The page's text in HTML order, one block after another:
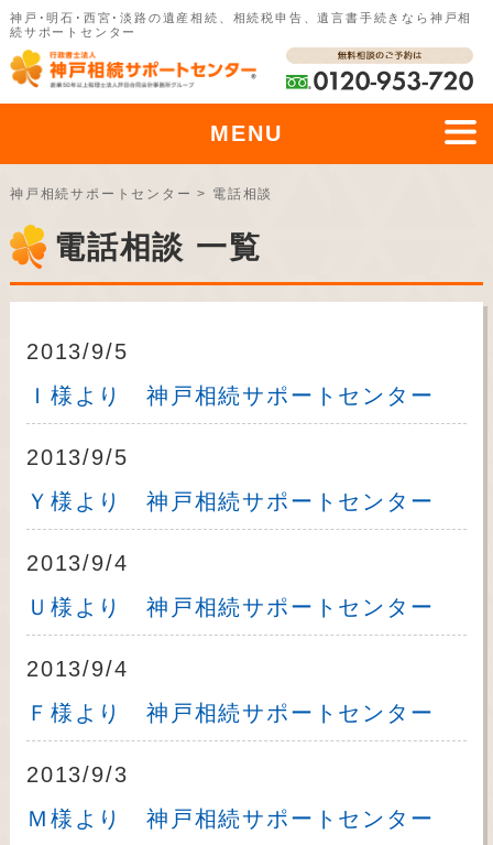
神戸･明石･西宮･淡路の遺産相続、相続税申告、遺言書手続きなら神戸相
続サポートセンター
MENU
神戸相続サポートセンター > 電話相談
電話相談 一覧
2013/9/5
Ｉ様より 神戸相続サポートセンター
2013/9/5
Ｙ様より 神戸相続サポートセンター
2013/9/4
Ｕ様より 神戸相続サポートセンター
2013/9/4
Ｆ様より 神戸相続サポートセンター
2013/9/3
Ｍ様より 神戸相続サポートセンター